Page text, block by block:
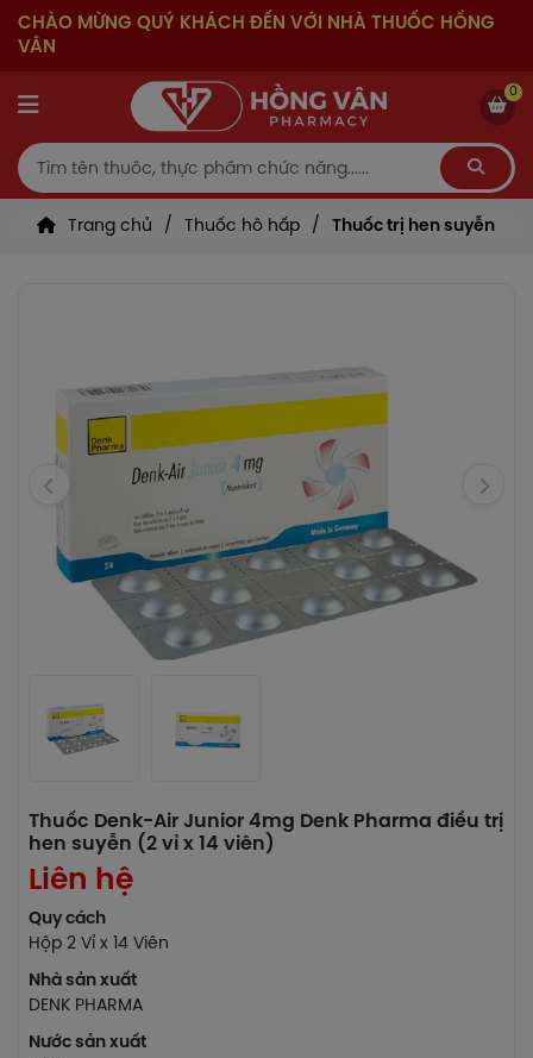
CHÀO MỪNG QUÝ KHÁCH ĐẾN VỚI NHÀ THUỐC HỒNG
VÂN
0
Trang chủ Thuốc hô hấp Thuốc trị hen suyễn
Thuốc Denk-Air Junior 4mg Denk Pharma điều trị
hen suyễn (2 vỉ x 14 viên)
Liên hệ
Quy cách
Hộp 2 Vỉ x 14 Viên
Nhà sản xuất
DENK PHARMA
Nước sản xuất